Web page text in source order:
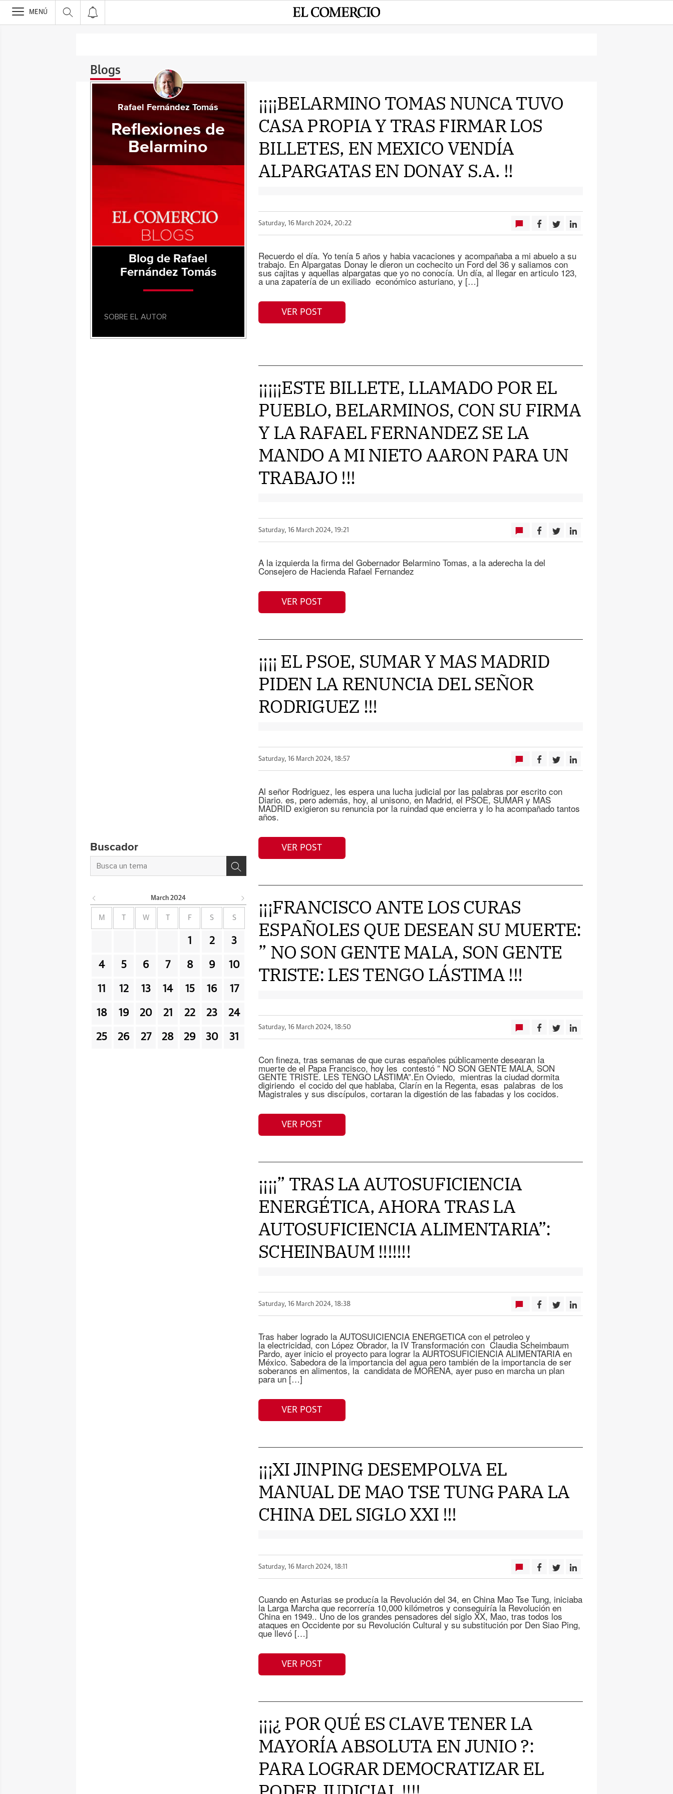
>
MENÚ
Blogs
¡¡¡¡BELARMINO TOMAS NUNCA TUVO
CASA PROPIA Y TRAS FIRMAR LOS
BILLETES, EN MEXICO VENDÍA
ALPARGATAS EN DONAY S.A. !!
Saturday, 16 March 2024, 20:22
Recuerdo el día. Yo tenía 5 años y habia vacaciones y acompañaba a mi abuelo a su
trabajo. En Alpargatas Donay le dieron un cochecito un Ford del 36 y saliamos con
sus cajitas y aquellas alpargatas que yo no conocía. Un día, al llegar en articulo 123,
a una zapatería de un exiliado económico asturiano, y […]
VER POST
¡¡¡¡¡ESTE BILLETE, LLAMADO POR EL
PUEBLO, BELARMINOS, CON SU FIRMA
Y LA RAFAEL FERNANDEZ SE LA
MANDO A MI NIETO AARON PARA UN
TRABAJO !!!
Saturday, 16 March 2024, 19:21
A la izquierda la firma del Gobernador Belarmino Tomas, a la aderecha la del
Consejero de Hacienda Rafael Fernandez
VER POST
¡¡¡¡ EL PSOE, SUMAR Y MAS MADRID
PIDEN LA RENUNCIA DEL SEÑOR
RODRIGUEZ !!!
Saturday, 16 March 2024, 18:57
Al señor Rodriguez, les espera una lucha judicial por las palabras por escrito con
Diario. es, pero además, hoy, al unisono, en Madrid, el PSOE, SUMAR y MAS
MADRID exigieron su renuncia por la ruindad que encierra y lo ha acompañado tantos
años.
VER POST
¡¡¡FRANCISCO ANTE LOS CURAS
ESPAÑOLES QUE DESEAN SU MUERTE:
” NO SON GENTE MALA, SON GENTE
TRISTE: LES TENGO LÁSTIMA !!!
Saturday, 16 March 2024, 18:50
Con fineza, tras semanas de que curas españoles públicamente desearan la
muerte de el Papa Francisco, hoy les contestó ” NO SON GENTE MALA, SON
GENTE TRISTE. LES TENGO LÁSTIMA”.En Oviedo, mientras la ciudad dormita
digiriendo el cocido del que hablaba, Clarín en la Regenta, esas palabras de los
Magistrales y sus discípulos, cortaran la digestión de las fabadas y los cocidos.
VER POST
¡¡¡¡” TRAS LA AUTOSUFICIENCIA
ENERGÉTICA, AHORA TRAS LA
AUTOSUFICIENCIA ALIMENTARIA”:
SCHEINBAUM !!!!!!!
Saturday, 16 March 2024, 18:38
Tras haber logrado la AUTOSUICIENCIA ENERGETICA con el petroleo y
la electricidad, con López Obrador, la IV Transformación con Claudia Scheimbaum
Pardo, ayer inicio el proyecto para lograr la AURTOSUFICIENCIA ALIMENTARIA en
México. Sabedora de la importancia del agua pero también de la importancia de ser
soberanos en alimentos, la candidata de MORENA, ayer puso en marcha un plan
para un […]
VER POST
¡¡¡XI JINPING DESEMPOLVA EL
MANUAL DE MAO TSE TUNG PARA LA
CHINA DEL SIGLO XXI !!!
Saturday, 16 March 2024, 18:11
Cuando en Asturias se producía la Revolución del 34, en China Mao Tse Tung, iniciaba
la Larga Marcha que recorrería 10,000 kilómetros y conseguiría la Revolución en
China en 1949.. Uno de los grandes pensadores del siglo XX, Mao, tras todos los
ataques en Occidente por su Revolución Cultural y su substitución por Den Siao Ping,
que llevó […]
VER POST
¡¡¡¿ POR QUÉ ES CLAVE TENER LA
MAYORÍA ABSOLUTA EN JUNIO ?:
PARA LOGRAR DEMOCRATIZAR EL
Rafael Fernández Tomás
Reflexiones de
Belarmino
Blog de Rafael
Fernández Tomás
SOBRE EL AUTOR
Buscador
March 2024
M W F S S
1 2 3
4 5 6 7 8 9 10
11 12 13 14 15 16 17
18 19 20 21 22 23 24
25 26 27 28 29 30 31